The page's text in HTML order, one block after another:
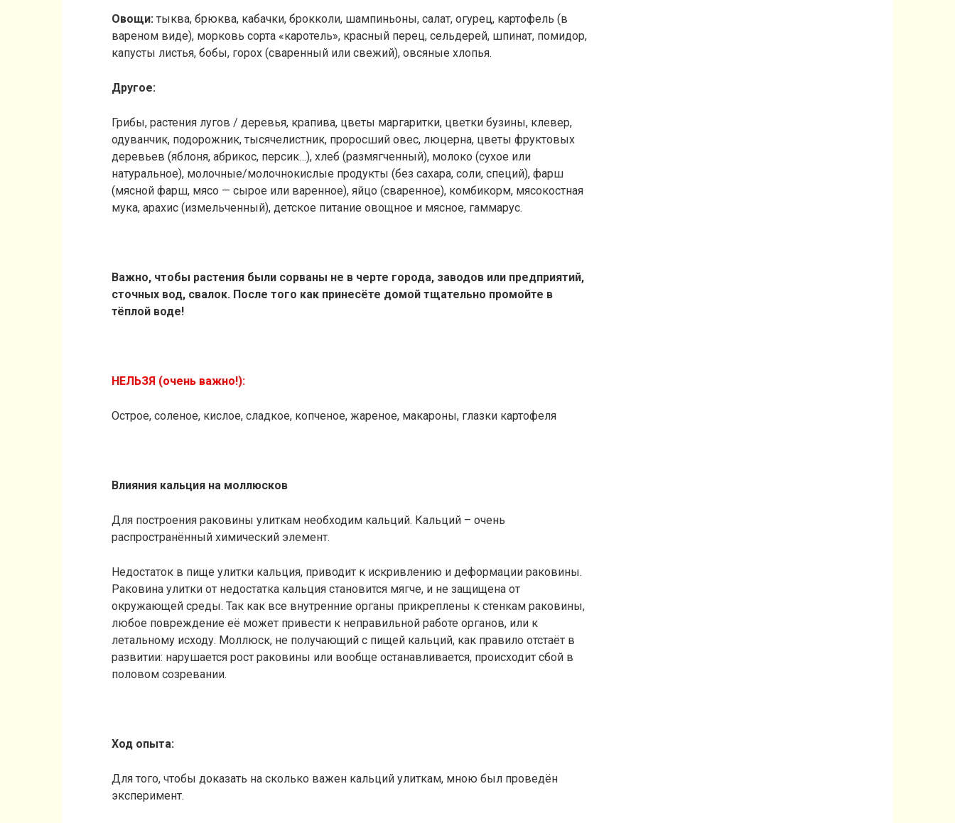
Овощи: тыква, брюква, кабачки, брокколи, шампиньоны, салат, огурец, картофель (в
вареном виде), морковь сорта «каротель», красный перец, сельдерей, шпинат, помидор,
капусты листья, бобы, горох (сваренный или свежий), овсяные хлопья.
Другое:
Грибы, растения лугов / деревья, крапива, цветы маргаритки, цветки бузины, клевер,
одуванчик, подорожник, тысячелистник, проросший овес, люцерна, цветы фруктовых
деревьев (яблоня, абрикос, персик…), хлеб (размягченный), молоко (сухое или
натуральное), молочные/молочнокислые продукты (без сахара, соли, специй), фарш
(мясной фарш, мясо — сырое или варенное), яйцо (сваренное), комбикорм, мясокостная
мука, арахис (измельченный), детское питание овощное и мясное, гаммарус.
Важно, чтобы растения были сорваны не в черте города, заводов или предприятий,
сточных вод, свалок. После того как принесёте домой тщательно промойте в
тёплой воде!
НЕЛЬЗЯ (очень важно!):
Острое, соленое, кислое, сладкое, копченое, жареное, макароны, глазки картофеля
Влияния кальция на моллюсков
Для построения раковины улиткам необходим кальций. Кальций – очень
распространённый химический элемент.
Недостаток в пище улитки кальция, приводит к искривлению и деформации раковины.
Раковина улитки от недостатка кальция становится мягче, и не защищена от
окружающей среды. Так как все внутренние органы прикреплены к стенкам раковины,
любое повреждение её может привести к неправильной работе органов, или к
летальному исходу. Моллюск, не получающий с пищей кальций, как правило отстаёт в
развитии: нарушается рост раковины или вообще останавливается, происходит сбой в
половом созревании.
Ход опыта:
Для того, чтобы доказать на сколько важен кальций улиткам, мною был проведён
эксперимент.